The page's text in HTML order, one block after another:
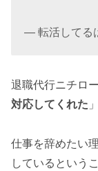
— 転活してる
退職代行ニチロ
対応してくれた
仕事を辞めたい
しているという